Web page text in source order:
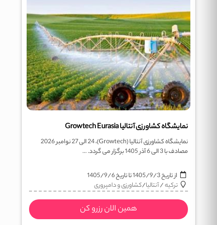
نمایشگاه کشاورزی آنتالیا Growtech Eurasia
نمایشگاه کشاورزی آنتالیا (Growtech)، 24 الی 27 نوامبر 2026
مصادف با 3 الی 6 آذر 1405 برگزار می گردد. ...
از تاریخ1405/9/3تا تاریخ1405/9/6
ترکیه/آنتالیا/کشاورزی و دامپروری
همین الان رزرو کن